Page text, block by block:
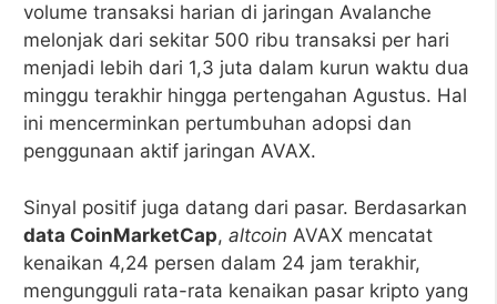
volume transaksi harian di jaringan Avalanche
melonjak dari sekitar 500 ribu transaksi per hari
menjadi lebih dari 1,3 juta dalam kurun waktu dua
minggu terakhir hingga pertengahan Agustus. Hal
ini mencerminkan pertumbuhan adopsi dan
penggunaan aktif jaringan AVAX.
Sinyal positif juga datang dari pasar. Berdasarkan
data CoinMarketCap, altcoin AVAX mencatat
kenaikan 4,24 persen dalam 24 jam terakhir,
mengungguli rata-rata kenaikan pasar kripto yang